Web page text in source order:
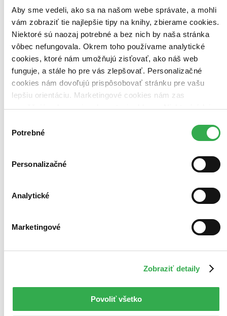
Aby sme vedeli, ako sa na našom webe správate, a mohli
vám zobraziť tie najlepšie tipy na knihy, zbierame cookies.
Niektoré sú naozaj potrebné a bez nich by naša stránka
vôbec nefungovala. Okrem toho používame analytické
cookies, ktoré nám umožňujú zisťovať, ako náš web
funguje, a stále ho pre vás zlepšovať. Personalizačné
cookies nám dovoľujú prispôsobovať stránku pre vašu
lepšiu orientáciu. Marketingové cookies nám zas
umožňujú zobrazenie relevantnej reklamy. Niektoré údaje
keby sme mohli používať všetky tieto cookies. Ďakujeme!
súhlasu
Potrebné
Personalizačné
Analytické
Marketingové
Zobraziť detaily
Povoliť všetko
Zúžiť výber
Zoradiť
Bestsellery
Top hodnotené
Novinky
Zrušiť filtre
V slovenskom jazyku